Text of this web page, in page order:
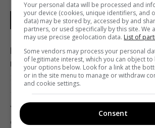
НОВОСТИ УКРАИНЫ
В Коблево во время купания в
взрыва погиб мужчина, есть
12:04 пятница, 07 августа 2026
Угроза для Украины:
составили карту со 150
Your personal data will be processed and
your device (cookies, unique identifiers, and
data) may be stored by, accessed by and
partners, or used specifically by this site. We
may use precise geolocation data. List of
Some vendors may process your personal
of legitimate interest, which you can object to
your options below. Look for a link at the
or in the site menu to manage or withdraw
and cookie settings.
Consent